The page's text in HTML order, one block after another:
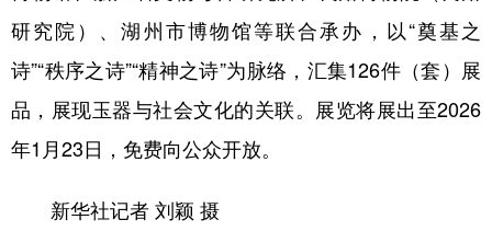
研究院）、湖州市博物馆等联合承办，以“奠基之
诗”“秩序之诗”“精神之诗”为脉络，汇集126件（套）展
品，展现玉器与社会文化的关联。展览将展出至2026
年1月23日，免费向公众开放。
新华社记者 刘颖 摄